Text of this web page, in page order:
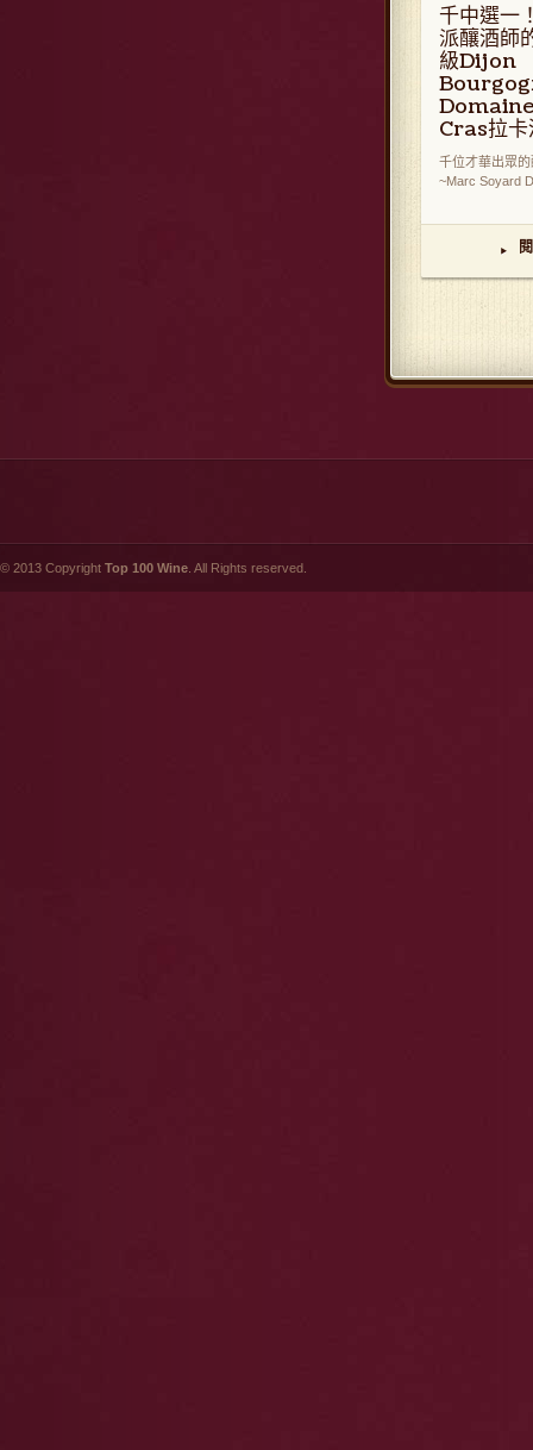
千中選一
派釀酒師
級Dijon
Cras拉卡
千位才華出眾
~Marc Soyard
▸
© 2013 Copyright Top 100 Wine . All Rights reserved.